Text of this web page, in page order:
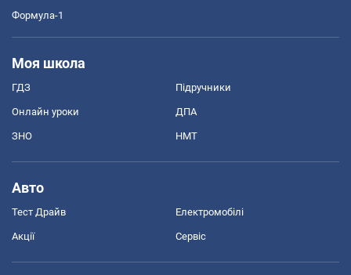
Формула-1
Моя школа
ГДЗ Підручники
Онлайн уроки ДПА
ЗНО НМТ
Авто
Тест Драйв Електромобілі
Акції Сервіс